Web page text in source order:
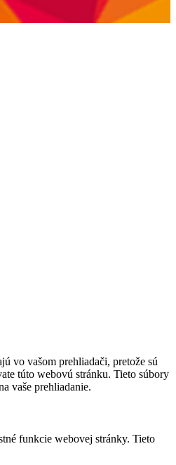
vo vašom prehliadači, pretože sú
túto webovú stránku. Tieto súbory
vaše prehliadanie.
funkcie webovej stránky. Tieto